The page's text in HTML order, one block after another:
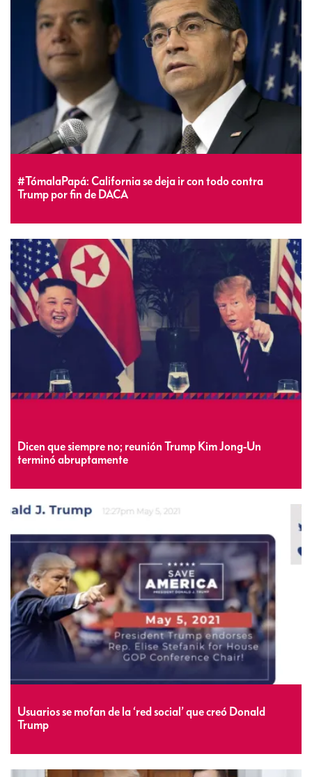
#TómalaPapá: California se deja ir con todo contra
Trump por fin de DACA
Dicen que siempre no; reunión Trump Kim Jong-Un
terminó abruptamente
Usuarios se mofan de la ‘red social’ que creó Donald
Trump